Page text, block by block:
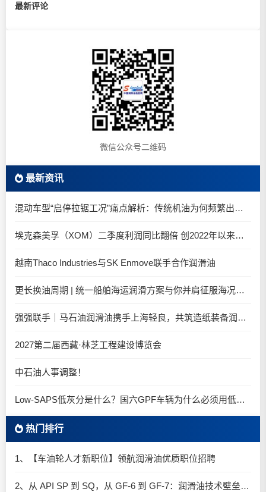
最新评论
微信公众号二维码
最新资讯
混动车型“启停拉锯工况”痛点解析：传统机油为何频繁出现油泥堆积？
埃克森美孚（XOM）二季度利润同比翻倍 创2022年以来新高
越南Thaco Industries与SK Enmove联手合作润滑油
更长换油周期 | 统一船舶海运润滑方案与你并肩征服海况运维考验
强强联手｜马石油润滑油携手上海轻良，共筑造纸装备润滑新生态
2027第二届西藏·林芝工程建设博览会
中石油人事调整！
Low-SAPS低灰分是什么？国六GPF车辆为什么必须用低灰油
热门排行
1、【车油轮人才新职位】领航润滑油优质职位招聘
2、从 API SP 到 SQ，从 GF-6 到 GF-7：润滑油技术壁垒再升高，你准备好了吗？